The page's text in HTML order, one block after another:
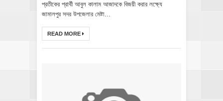
প্রতীকের প্রার্থী আবুল কালাম আজাদকে বিজয়ী করার লক্ষ্যে
জামালপুর সদর উপজেলার মেষ্টা...
READ MORE